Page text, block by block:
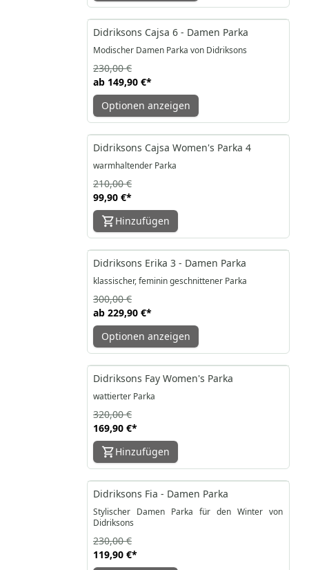
-35%
Didriksons Cajsa 6 - Damen Parka
Modischer Damen Parka von Didriksons
ab 149,90 €*
230,00 €
Optionen anzeigen
-52%
Didriksons Cajsa Women's Parka 4
warmhaltender Parka
99,90 €*
210,00 €
Hinzufügen
-23%
Didriksons Erika 3 - Damen Parka
klassischer, feminin geschnittener Parka
ab 229,90 €*
300,00 €
Optionen anzeigen
-47%
Didriksons Fay Women's Parka
wattierter Parka
169,90 €*
320,00 €
Hinzufügen
-48%
Didriksons Fia - Damen Parka
Stylischer Damen Parka für den Winter von
Didriksons
119,90 €*
230,00 €